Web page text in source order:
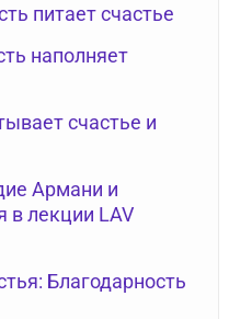
питает счастье
наполняет
счастье и
Армани и
в лекции LAV
Благодарность